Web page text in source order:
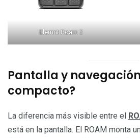
Elemnt Roam 3
Pantalla y
compacto?
La diferencia más visible entre el
está en la pantalla. El ROAM monta